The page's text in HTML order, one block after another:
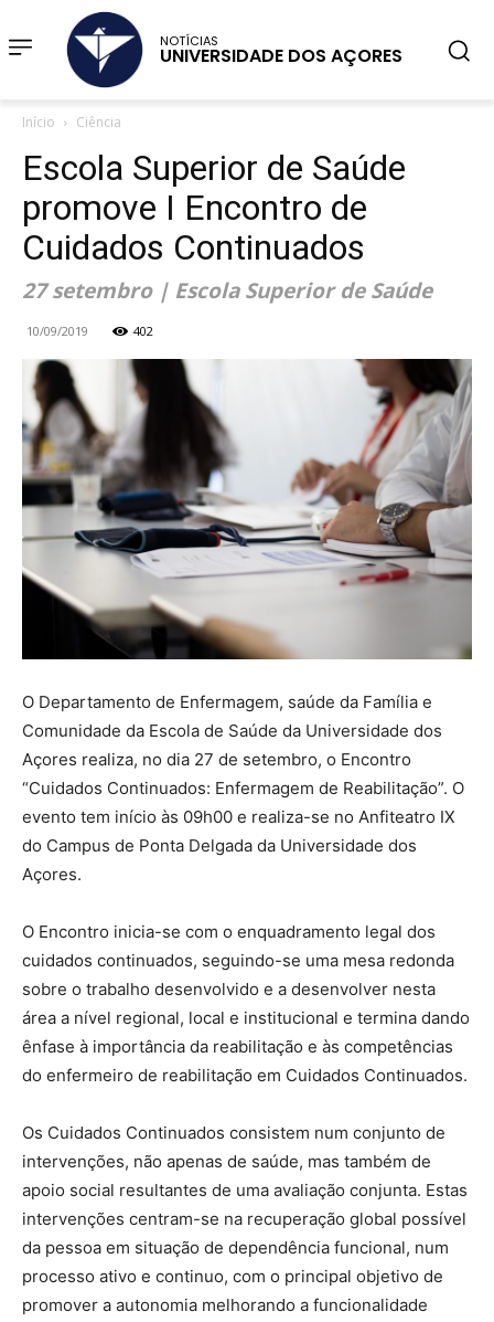
NOTÍCIAS
UNIVERSIDADE DOS AÇORES
Início Ciência
Escola Superior de Saúde
promove I Encontro de
Cuidados Continuados
27 setembro | Escola Superior de Saúde
10/09/2019 402
O Departamento de Enfermagem, saúde da Família e
Comunidade da Escola de Saúde da Universidade dos
Açores realiza, no dia 27 de setembro, o Encontro
“Cuidados Continuados: Enfermagem de Reabilitação”. O
evento tem início às 09h00 e realiza-se no Anfiteatro IX
do Campus de Ponta Delgada da Universidade dos
Açores.
O Encontro inicia-se com o enquadramento legal dos
cuidados continuados, seguindo-se uma mesa redonda
sobre o trabalho desenvolvido e a desenvolver nesta
área a nível regional, local e institucional e termina dando
ênfase à importância da reabilitação e às competências
do enfermeiro de reabilitação em Cuidados Continuados.
Os Cuidados Continuados consistem num conjunto de
intervenções, não apenas de saúde, mas também de
apoio social resultantes de uma avaliação conjunta. Estas
intervenções centram-se na recuperação global possível
da pessoa em situação de dependência funcional, num
processo ativo e continuo, com o principal objetivo de
promover a autonomia melhorando a funcionalidade